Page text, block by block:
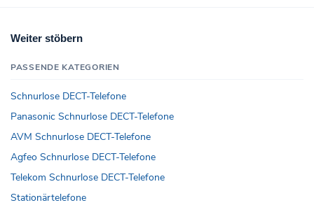
Weiter stöbern
PASSENDE KATEGORIEN
Schnurlose DECT-Telefone
Panasonic Schnurlose DECT-Telefone
AVM Schnurlose DECT-Telefone
Agfeo Schnurlose DECT-Telefone
Telekom Schnurlose DECT-Telefone
Stationärtelefone